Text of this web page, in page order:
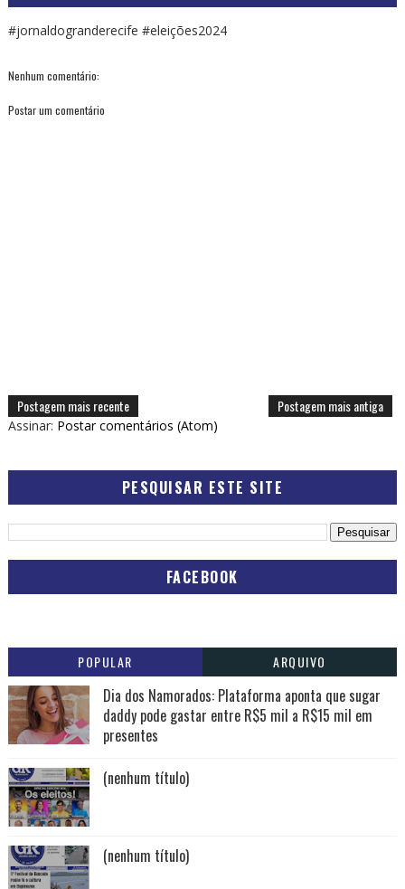
#jornaldogranderecife #eleições2024
Nenhum comentário:
Postar um comentário
Postagem mais recente Postagem mais antiga
Assinar: Postar comentários (Atom)
PESQUISAR ESTE SITE
FACEBOOK
POPULAR ARQUIVO
Dia dos Namorados: Plataforma aponta que sugar
daddy pode gastar entre R$5 mil a R$15 mil em
presentes
(nenhum título)
(nenhum título)